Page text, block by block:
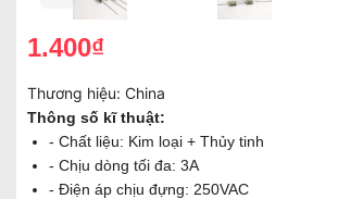
1.400₫
Thương hiệu: China
Thông số kĩ thuật:
- Chất liệu: Kim loại + Thủy tinh
- Chịu dòng tối đa: 3A
- Điện áp chịu đựng: 250VAC